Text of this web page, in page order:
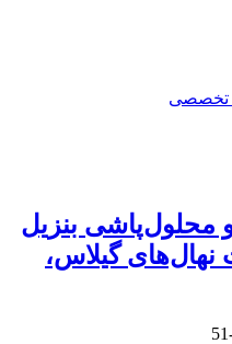
تخصصی
محلول‌پاشی بنزیل
نهال‌‌های گیلاس،